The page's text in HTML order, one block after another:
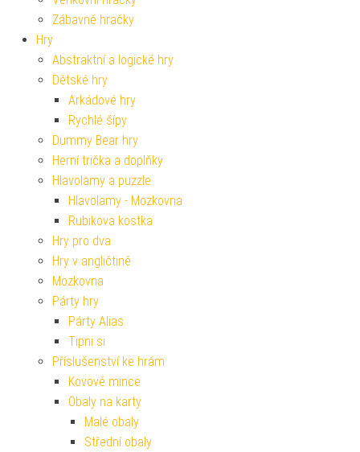
Zábavné hračky
Hry
Abstraktní a logické hry
Dětské hry
Arkádové hry
Rychlé šípy
Dummy Bear hry
Herní trička a doplňky
Hlavolamy a puzzle
Hlavolamy - Mozkovna
Rubikova kostka
Hry pro dva
Hry v angličtině
Mozkovna
Párty hry
Párty Alias
Tipni si
Příslušenství ke hrám
Kovové mince
Obaly na karty
Malé obaly
Střední obaly